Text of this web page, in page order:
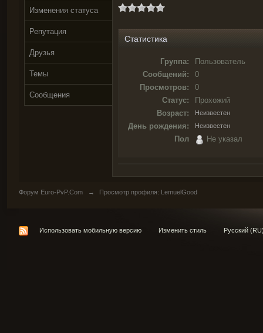
Изменения статуса
Репутация
Друзья
Темы
Сообщения
Статистика
Группа:
Пользователь
Сообщений:
0
Просмотров:
0
Статус:
Прохожий
Возраст:
Неизвестен
День рождения: Неизвестен
Пол Не указал
Форум Euro-PvP.Com → Просмотр профиля: LemuelGood
Использовать мобильную версию Изменить стиль Русский